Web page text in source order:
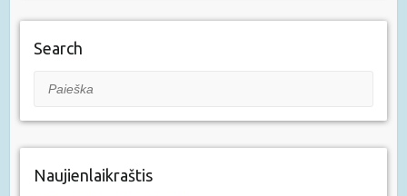
Search
Paieška
Naujienlaikraštis